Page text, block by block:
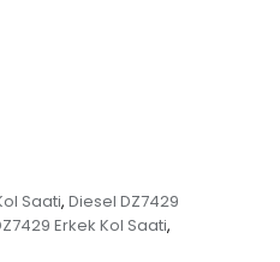
Saati, Diesel DZ7429
Erkek Kol Saati,